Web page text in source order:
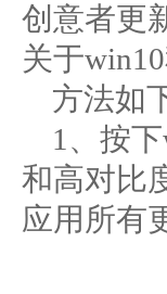
创意者更
关于
方法如
1、按
和高对比
应用所有